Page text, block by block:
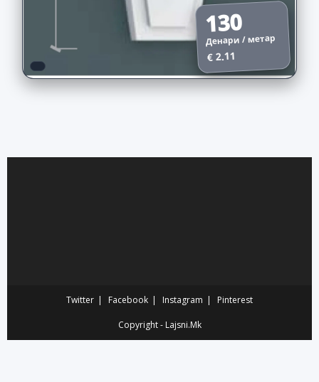
130
Денари / метар
€ 2.11
Twitter Facebook Instagram Pinterest
Copyright - Lajsni.Mk